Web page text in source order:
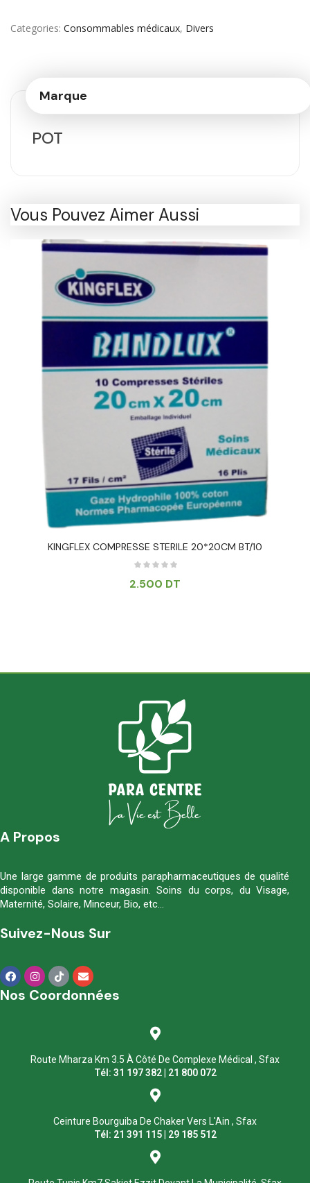
Categories Consommables médicaux, Divers
Marque
POT
Vous Pouvez Aimer Aussi
KINGFLEX COMPRESSE STERILE 20*20CM BT/10
2.500 DT
A Propos
Une large gamme de produits parapharmaceutiques de qualité
disponible dans notre magasin. Soins du corps, du Visage,
Maternité, Solaire, Minceur, Bio, etc…
Suivez-Nous Sur
Nos Coordonnées
Route Mharza Km 3.5 À Côté De Complexe Médical , Sfax
Tél: 31 197 382 | 21 800 072
Ceinture Bourguiba De Chaker Vers L'Ain , Sfax
Tél: 21 391 115 | 29 185 512